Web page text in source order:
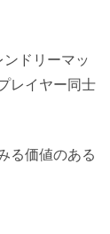
ドリーマッ
レイヤー同士
る価値のある